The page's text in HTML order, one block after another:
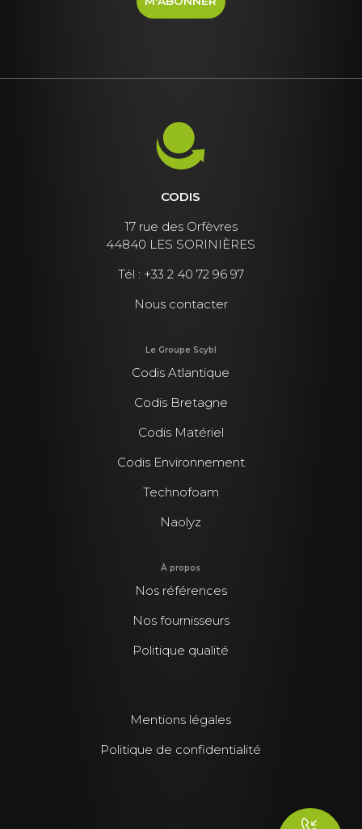
CODIS
17 rue des Orfèvres
44840 LES SORINIÈRES
Tél : +33 2 40 72 96 97
Nous contacter
Le Groupe Scybl
Codis Atlantique
Codis Bretagne
Codis Matériel
Codis Environnement
Technofoam
Naolyz
À propos
Nos références
Nos fournisseurs
Politique qualité
Mentions légales
Politique de confidentialité